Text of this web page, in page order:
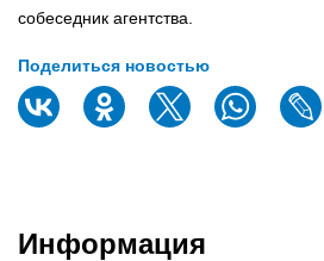
собеседник агентства.
Поделиться новостью
Информация